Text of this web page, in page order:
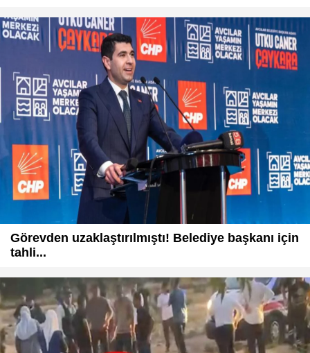
Görevden uzaklaştırılmıştı! Belediye başkanı için
tahli...